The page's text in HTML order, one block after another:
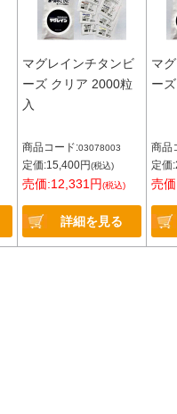
マグレインチタンビ
ーズ クリア 2000粒
入
商品コード:03078003
定価:15,400円(税込)
売価:12,331円(税込)
詳細を見る
マ
ー
商品
定価
売